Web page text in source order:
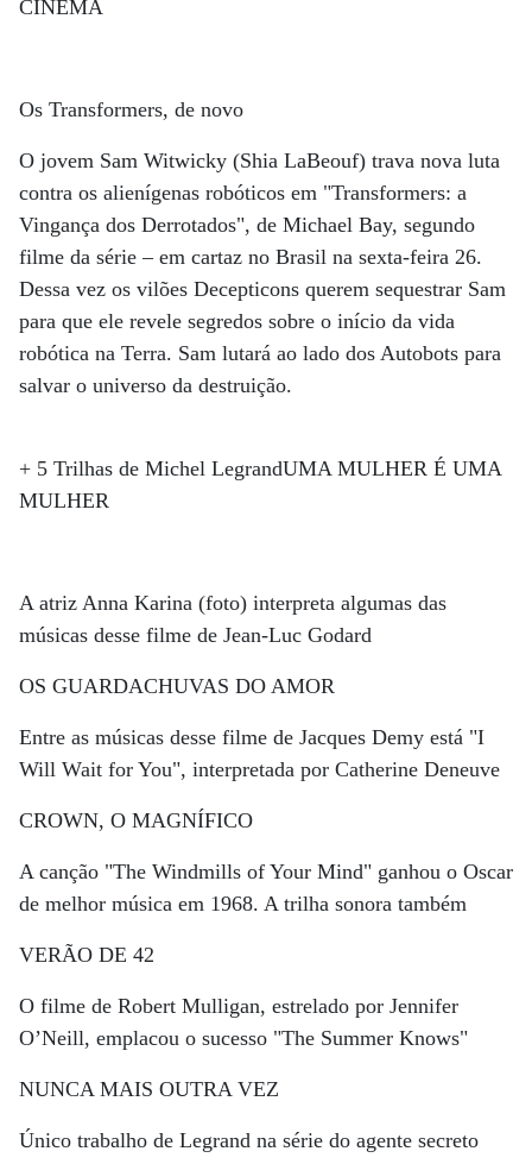
CINEMA
Os Transformers, de novo
O jovem Sam Witwicky (Shia LaBeouf) trava nova luta
contra os alienígenas robóticos em "Transformers: a
Vingança dos Derrotados", de Michael Bay, segundo
filme da série – em cartaz no Brasil na sexta-feira 26.
Dessa vez os vilões Decepticons querem sequestrar Sam
para que ele revele segredos sobre o início da vida
robótica na Terra. Sam lutará ao lado dos Autobots para
salvar o universo da destruição.
+ 5 Trilhas de Michel LegrandUMA MULHER É UMA
MULHER
A atriz Anna Karina (foto) interpreta algumas das
músicas desse filme de Jean-Luc Godard
OS GUARDACHUVAS DO AMOR
Entre as músicas desse filme de Jacques Demy está "I
Will Wait for You", interpretada por Catherine Deneuve
CROWN, O MAGNÍFICO
A canção "The Windmills of Your Mind" ganhou o Oscar
de melhor música em 1968. A trilha sonora também
VERÃO DE 42
O filme de Robert Mulligan, estrelado por Jennifer
O’Neill, emplacou o sucesso "The Summer Knows"
NUNCA MAIS OUTRA VEZ
Único trabalho de Legrand na série do agente secreto